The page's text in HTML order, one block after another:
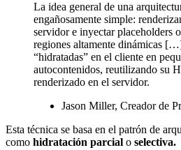
La idea general de una
engañosamente simple:
servidor e inyectar placeholders
regiones altamente dinámicas
“hidratadas” en el cliente en
autocontenidos, reutilizando su
renderizado en el servidor.
Jason Miller, Creador de
Esta técnica se basa en el patrón de
como hidratación parcial o selectiva.